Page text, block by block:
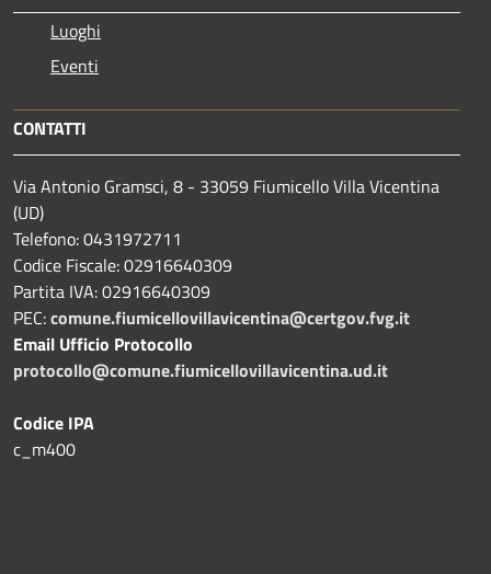
Luoghi
Eventi
CONTATTI
Via Antonio Gramsci, 8 - 33059 Fiumicello Villa Vicentina
(UD)
Telefono: 0431972711
Codice Fiscale: 02916640309
Partita IVA: 02916640309
PEC:comune.fiumicellovillavicentina@certgov.fvg.it
Email Ufficio Protocollo
protocollo@comune.fiumicellovillavicentina.ud.it
Codice IPA
c_m400